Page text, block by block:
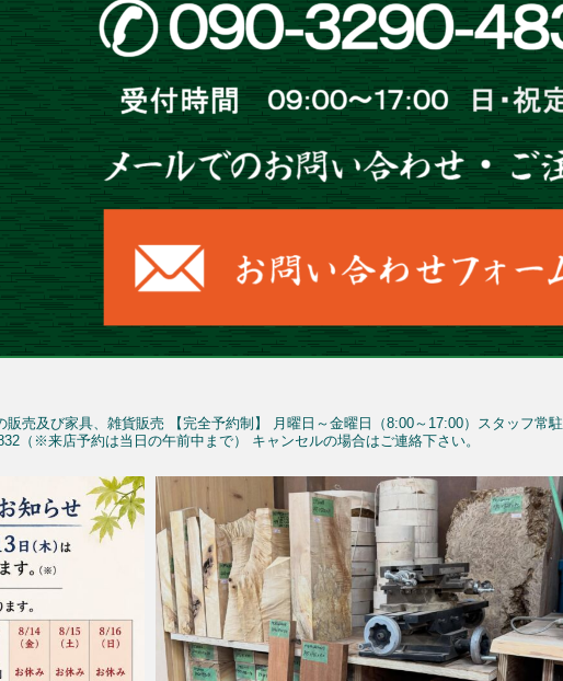
販売及び家具、雑貨販売 【完全予約制】 月曜日～金曜日（8:00～17:00）スタッフ常駐
（※来店予約は当日の午前中まで） キャンセルの場合はご連絡下さい。